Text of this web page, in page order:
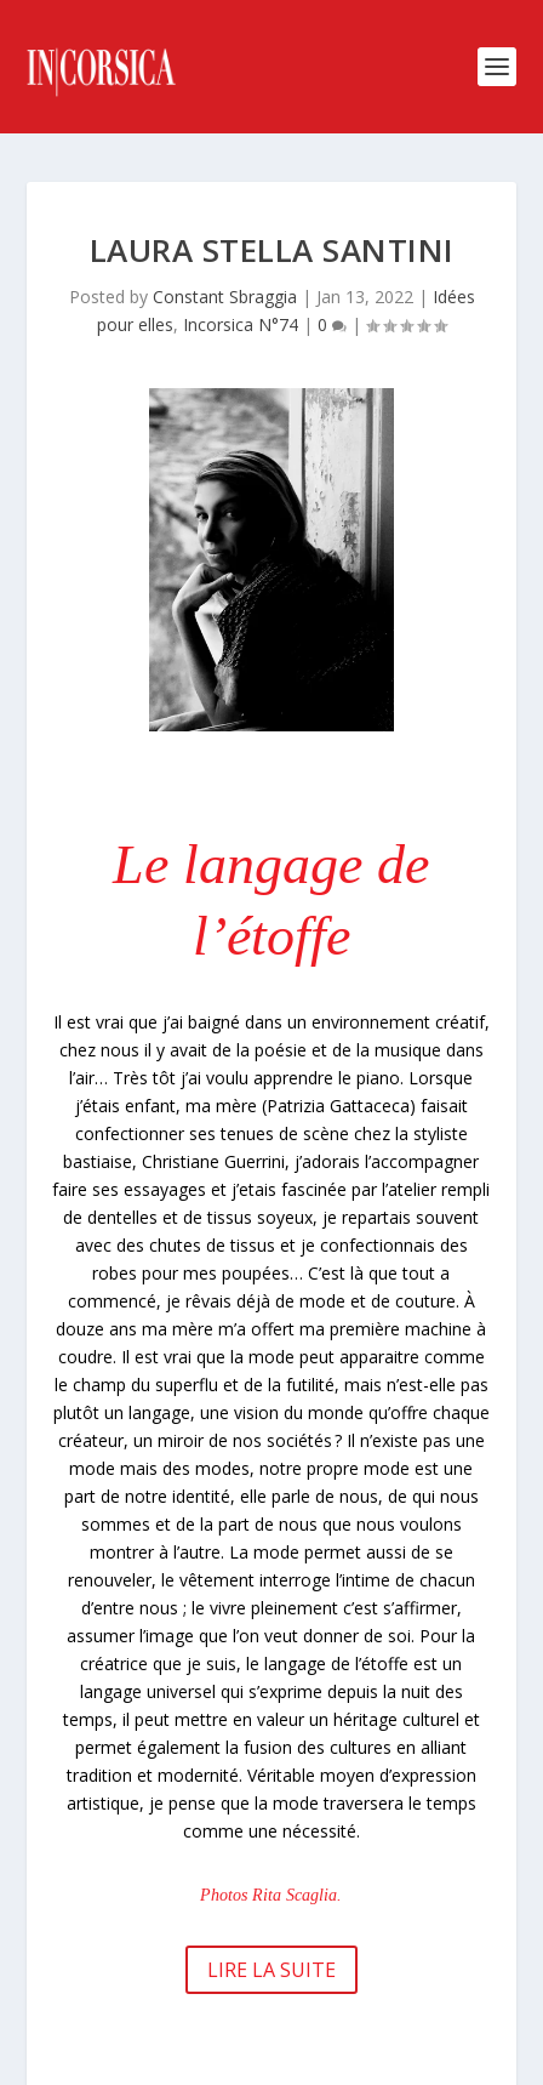
LAURA STELLA SANTINI
Posted by Constant Sbraggia | Jan 13, 2022| Idées
pour elles, Incorsica N°74 | 0 |
Le langage de
l’étoffe
Il est vrai que j’ai baigné dans un environnement créatif,
chez nous il y avait de la poésie et de la musique dans
l’air… Très tôt j’ai voulu apprendre le piano. Lorsque
j’étais enfant, ma mère (Patrizia Gattaceca) faisait
confectionner ses tenues de scène chez la styliste
bastiaise, Christiane Guerrini, j’adorais l’accompagner
faire ses essayages et j’etais fascinée par l’atelier rempli
de dentelles et de tissus soyeux, je repartais souvent
avec des chutes de tissus et je confectionnais des
robes pour mes poupées… C’est là que tout a
commencé, je rêvais déjà de mode et de couture. À
douze ans ma mère m’a offert ma première machine à
coudre. Il est vrai que la mode peut apparaitre comme
le champ du superflu et de la futilité, mais n’est-elle pas
plutôt un langage, une vision du monde qu’offre chaque
créateur, un miroir de nos sociétés ? Il n’existe pas une
mode mais des modes, notre propre mode est une
part de notre identité, elle parle de nous, de qui nous
sommes et de la part de nous que nous voulons
montrer à l’autre. La mode permet aussi de se
renouveler, le vêtement interroge l’intime de chacun
d’entre nous ; le vivre pleinement c’est s’affirmer,
assumer l’image que l’on veut donner de soi. Pour la
créatrice que je suis, le langage de l’étoffe est un
langage universel qui s’exprime depuis la nuit des
temps, il peut mettre en valeur un héritage culturel et
permet également la fusion des cultures en alliant
tradition et modernité. Véritable moyen d’expression
artistique, je pense que la mode traversera le temps
comme une nécessité.
Photos Rita Scaglia.
LIRE LA SUITE